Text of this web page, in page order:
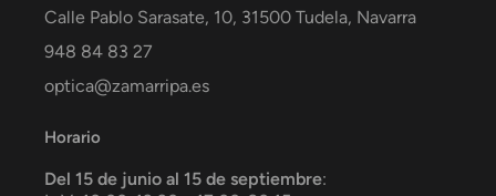
Calle Pablo Sarasate, 10, 31500 Tudela, Navarra
948 84 83 27
optica@zamarripa.es
Horario
Del 15 de junio al 15 de septiembre: